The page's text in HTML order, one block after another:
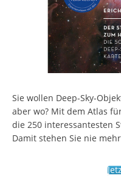
Sie wollen Deep-Sky-
aber wo? Mit dem Atlas
die 250 interessantesten
Damit stehen Sie nie